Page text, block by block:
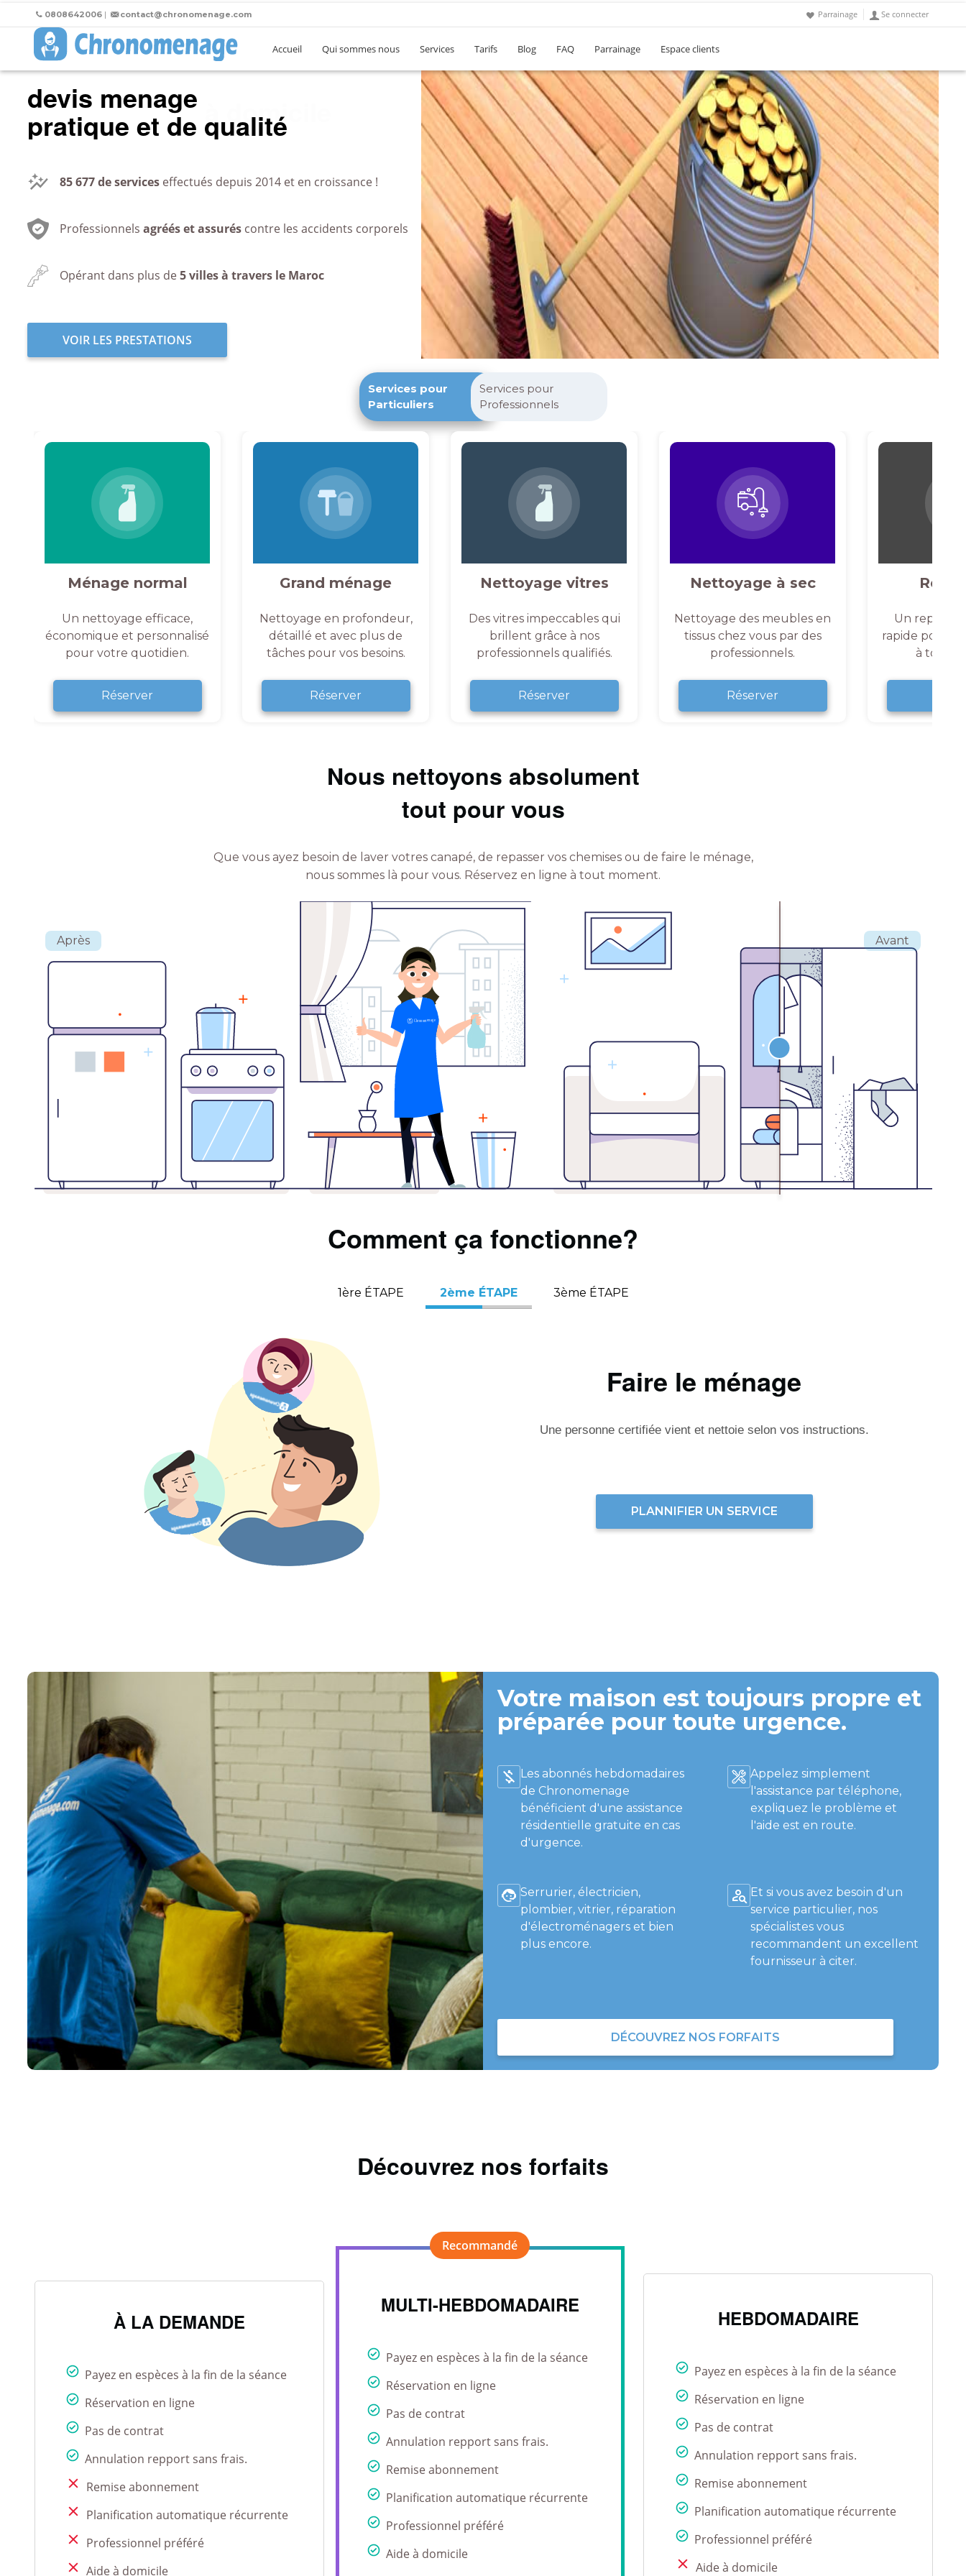
0808642006 | contact@chronomenage.com Parrainage Se connecter
Accueil Qui sommes nous Services Tarifs Blog FAQ Parrainage Espace clients
devis menage
pratique et de qualité
85 677de services effectués depuis 2014 et en croissance !
Professionnels agréés et assurés contre les accidents corporels
Opérant dans plus de5 villes à travers le Maroc
VOIR LES PRESTATIONS
Services pour
Particuliers
Services pour
Professionnels
Ménage normal
Un nettoyage efficace,
économique et personnalisé
pour votre quotidien.
Réserver
Grand ménage
Nettoyage en profondeur,
détaillé et avec plus de
tâches pour vos besoins.
Réserver
Nettoyage vitres
Des vitres impeccables qui
brillent grâce à nos
professionnels qualifiés.
Réserver
Nettoyage à sec
Nettoyage des meubles en
tissus chez vous par des
professionnels.
Réserver
Un
rapide pour
à tout
Nous nettoyons absolument
tout pour vous
Que vous ayez besoin de laver votres canapé, de repasser vos chemises ou de faire le ménage,
nous sommes là pour vous. Réservez en ligne à tout moment.
Comment ça fonctionne?
1ère ÉTAPE 2ème ÉTAPE 3ème ÉTAPE
Faire le ménage
Une personne certifiée vient et nettoie selon vos instructions.
PLANNIFIER UN SERVICE
Votre maison est toujours propre et
préparée pour toute urgence.
Les abonnés hebdomadaires
de Chronomenage
bénéficient d'une assistance
résidentielle gratuite en cas
d'urgence.
Appelez simplement
l'assistance par téléphone,
expliquez le problème et
l'aide est en route.
Serrurier, électricien,
plombier, vitrier, réparation
d'électroménagers et bien
plus encore.
Et si vous avez besoin d'un
service particulier, nos
spécialistes vous
recommandent un excellent
fournisseur à citer.
DÉCOUVREZ NOS FORFAITS
Découvrez nos forfaits
HEBDOMADAIRE
Payez en espèces à la fin de la séance
Réservation en ligne
Pas de contrat
Annulation repport sans frais.
Remise abonnement
Planification automatique récurrente
Professionnel préféré
Aide à domicile
MULTI-HEBDOMADAIRE
Payez en espèces à la fin de la séance
Réservation en ligne
Pas de contrat
Annulation repport sans frais.
Remise abonnement
Planification automatique récurrente
Professionnel préféré
Aide à domicile
À LA DEMANDE
Payez en espèces à la fin de la séance
Réservation en ligne
Pas de contrat
Annulation repport sans frais.
Remise abonnement
Planification automatique récurrente
Professionnel préféré
Aide à domicile